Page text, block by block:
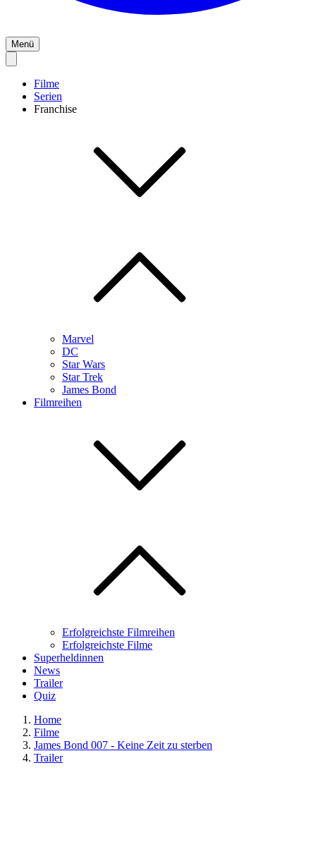
Menü
Filme
Serien
Franchise
Marvel
DC
Star Wars
Star Trek
James Bond
Filmreihen
Erfolgreichste Filmreihen
Erfolgreichste Filme
Superheldinnen
News
Trailer
Quiz
Home
Filme
James Bond 007 - Keine Zeit zu sterben
Trailer